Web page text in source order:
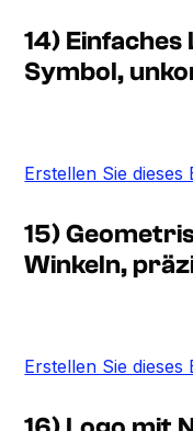
14)
Symbol,
Erstellen Sie
15)
Winkeln,
Erstellen Sie